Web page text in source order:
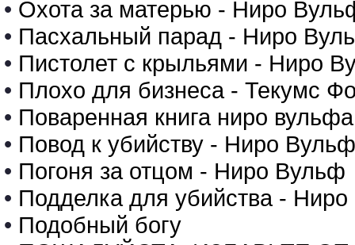
• Охота за матерью - Ниро
• Пасхальный парад - Ниро
• Пистолет с крыльями - Ниро
• Плохо для бизнеса - Текумс
• Поваренная книга ниро вульфа
• Повод к убийству - Ниро Вульф
• Погоня за отцом - Ниро Вульф
• Подделка для убийства -
• Подобный богу